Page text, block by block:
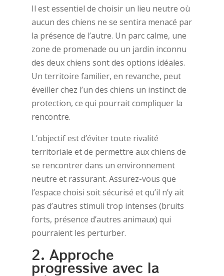
Il est essentiel de choisir un lieu neutre où
aucun des chiens ne se sentira menacé par
la présence de l’autre. Un parc calme, une
zone de promenade ou un jardin inconnu
des deux chiens sont des options idéales.
Un territoire familier, en revanche, peut
éveiller chez l’un des chiens un instinct de
protection, ce qui pourrait compliquer la
rencontre.
L’objectif est d’éviter toute rivalité
territoriale et de permettre aux chiens de
se rencontrer dans un environnement
neutre et rassurant. Assurez-vous que
l’espace choisi soit sécurisé et qu’il n’y ait
pas d’autres stimuli trop intenses (bruits
forts, présence d’autres animaux) qui
pourraient les perturber.
2. Approche
progressive avec la